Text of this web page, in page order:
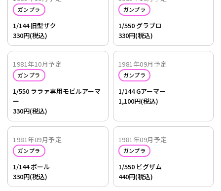
ガンプラ
1/144 旧型ザク
330円(税込)
ガンプラ
1/550 グラブロ
330円(税込)
1981年10月予定
ガンプラ
1/550 ララァ専用モビルアーマ
ー
330円(税込)
1981年09月予定
ガンプラ
1/144 Gアーマー
1,100円(税込)
1981年09月予定
ガンプラ
1/144 ボール
330円(税込)
1981年09月予定
ガンプラ
1/550 ビグザム
440円(税込)